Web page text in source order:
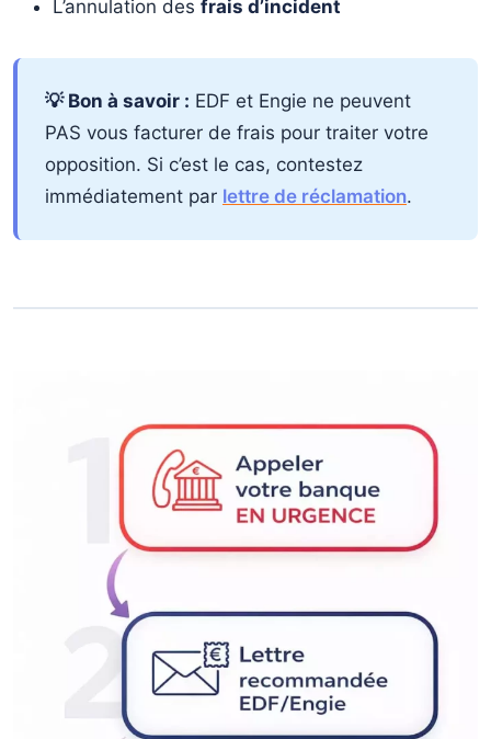
L’annulation des frais d’incident
💡 Bon à savoir : EDF et Engie ne peuvent
PAS vous facturer de frais pour traiter votre
opposition. Si c’est le cas, contestez
immédiatement par lettre de réclamation.